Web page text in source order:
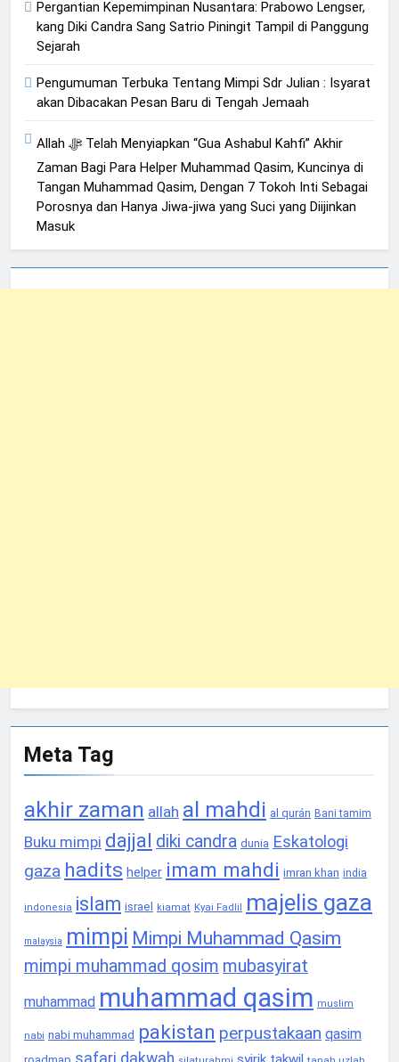
Pergantian Kepemimpinan Nusantara: Prabowo Lengser,
kang Diki Candra Sang Satrio Piningit Tampil di Panggung
Sejarah
Pengumuman Terbuka Tentang Mimpi Sdr Julian : Isyarat
akan Dibacakan Pesan Baru di Tengah Jemaah
Allah ﷻ Telah Menyiapkan “Gua Ashabul Kahfi” Akhir
Zaman Bagi Para Helper Muhammad Qasim, Kuncinya di
Tangan Muhammad Qasim, Dengan 7 Tokoh Inti Sebagai
Porosnya dan Hanya Jiwa-jiwa yang Suci yang Diijinkan
Masuk
Meta Tag
akhir zaman allah al mahdi al qurán Bani tamim
Buku mimpi dajjal diki candra dunia Eskatologi
gaza hadits helper imam mahdi imran khan india
indonesia islam israel kiamat Kyai Fadlil majelis gaza
malaysia mimpi Mimpi Muhammad Qasim
mimpi muhammad qosim mubasyirat
muhammad muhammad qasim muslim
nabi nabi muhammad pakistan perpustakaan qasim
safari dakwah